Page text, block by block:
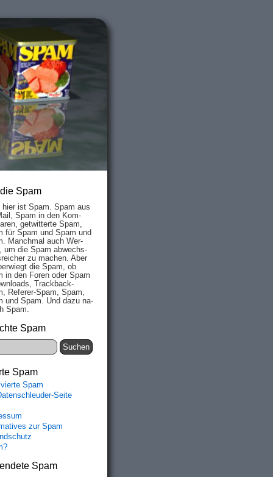
Spam
hier ist Spam. Spam aus
Spam in den Kom­
ge­twit­ter­te Spam,
für Spam und Spam und
Manch­mal auch Wer­
um die Spam ab­wechs­
zu mach­en. Aber
die Spam, ob
in den Fo­ren oder Spam
Track­back-
Re­fe­rer-Spam, Spam,
und Spam. Und da­zu na­
Spam.
Spam
Spam
Spam
Seite
zur Spam
Spam